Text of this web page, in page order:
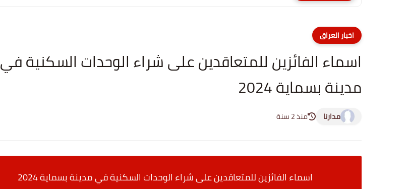
اخبار العراق
اسماء الفائزين للمتعاقدين على شراء الوحدات السكنية في
مدينة بسماية 2024
مدارنا منذ 2 سنة
اسماء الفائزين للمتعاقدين على شراء الوحدات السكنية في مدينة بسماية 2024